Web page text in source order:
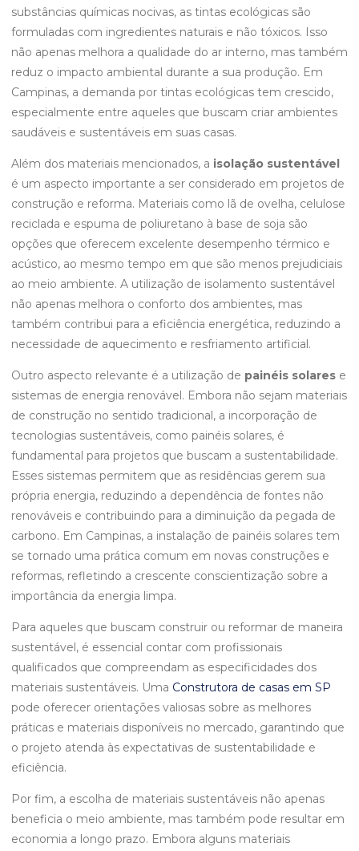
substâncias químicas nocivas, as tintas ecológicas são
formuladas com ingredientes naturais e não tóxicos. Isso
não apenas melhora a qualidade do ar interno, mas também
reduz o impacto ambiental durante a sua produção. Em
Campinas, a demanda por tintas ecológicas tem crescido,
especialmente entre aqueles que buscam criar ambientes
saudáveis e sustentáveis em suas casas.
Além dos materiais mencionados, a isolação sustentável
é um aspecto importante a ser considerado em projetos de
construção e reforma. Materiais como lã de ovelha, celulose
reciclada e espuma de poliuretano à base de soja são
opções que oferecem excelente desempenho térmico e
acústico, ao mesmo tempo em que são menos prejudiciais
ao meio ambiente. A utilização de isolamento sustentável
não apenas melhora o conforto dos ambientes, mas
também contribui para a eficiência energética, reduzindo a
necessidade de aquecimento e resfriamento artificial.
Outro aspecto relevante é a utilização de painéis solares e
sistemas de energia renovável. Embora não sejam materiais
de construção no sentido tradicional, a incorporação de
tecnologias sustentáveis, como painéis solares, é
fundamental para projetos que buscam a sustentabilidade.
Esses sistemas permitem que as residências gerem sua
própria energia, reduzindo a dependência de fontes não
renováveis e contribuindo para a diminuição da pegada de
carbono. Em Campinas, a instalação de painéis solares tem
se tornado uma prática comum em novas construções e
reformas, refletindo a crescente conscientização sobre a
importância da energia limpa.
Para aqueles que buscam construir ou reformar de maneira
sustentável, é essencial contar com profissionais
qualificados que compreendam as especificidades dos
materiais sustentáveis. Uma Construtora de casas em SP
pode oferecer orientações valiosas sobre as melhores
práticas e materiais disponíveis no mercado, garantindo que
o projeto atenda às expectativas de sustentabilidade e
eficiência.
Por fim, a escolha de materiais sustentáveis não apenas
beneficia o meio ambiente, mas também pode resultar em
economia a longo prazo. Embora alguns materiais